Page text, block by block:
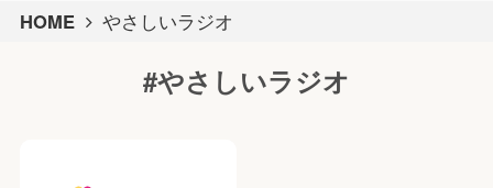
HOME やさしいラジオ
#やさしいラジオ